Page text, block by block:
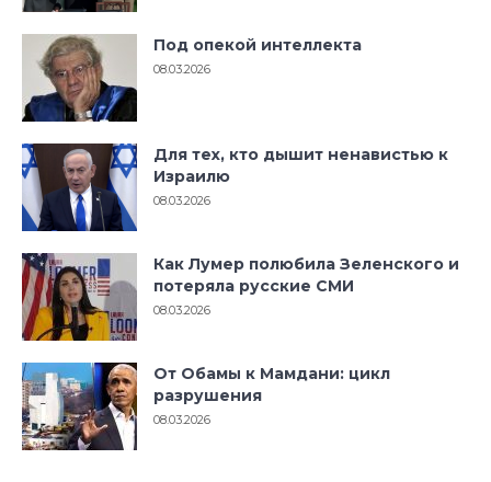
Под опекой интеллекта
08.03.2026
Для тех, кто дышит ненавистью к
Израилю
08.03.2026
Как Лумер полюбила Зеленского и
потеряла русские СМИ
08.03.2026
От Обамы к Мамдани: цикл
разрушения
08.03.2026